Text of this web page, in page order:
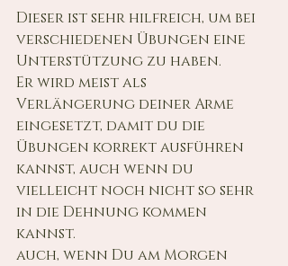
Dieser ist sehr hilfreich, um bei
verschiedenen Übungen eine
Unterstützung zu haben.
Er wird meist als
Verlängerung deiner Arme
eingesetzt, damit du die
Übungen korrekt ausführen
kannst, auch wenn du
vielleicht noch nicht so sehr
in die Dehnung kommen
kannst.
auch, wenn Du am Morgen